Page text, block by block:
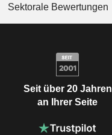
Sektorale Bewertungen
Seit über 20 Jahren
an Ihrer Seite